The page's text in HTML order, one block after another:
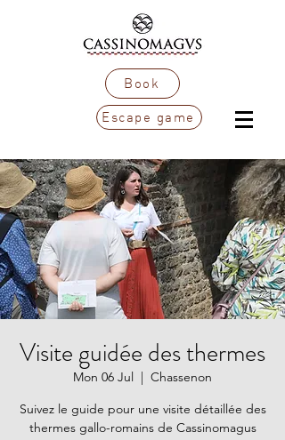
Book
Escape game
Visite guidée des thermes
Mon 06 Jul
  |
Chassenon
Suivez le guide pour une visite détaillée des
thermes gallo-romains de Cassinomagus